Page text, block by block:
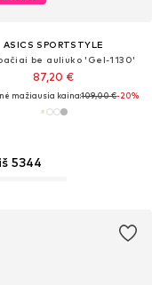
ASICS SPORTSTYLE
be auliuko 'Gel-1130'
87,20 €
mažiausia kaina:109,00 €-20%
5344